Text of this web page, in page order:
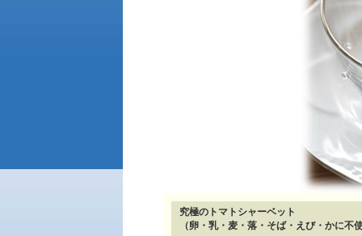
究極のトマトシャーベット
（卵・乳・麦・落・そば・えび・かに不